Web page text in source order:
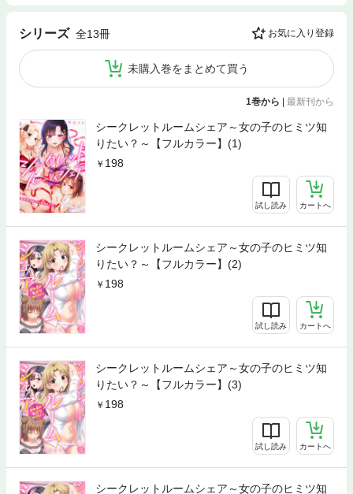
シリーズ 全13冊 お気に入り登録
未購入巻をまとめて買う
1巻から | 最新刊から
シークレットルームシェア～女の子のヒミツ知
りたい？～【フルカラー】(1)
198
試し読み カートへ
シークレットルームシェア～女の子のヒミツ知
りたい？～【フルカラー】(2)
198
試し読み カートへ
シークレットルームシェア～女の子のヒミツ知
りたい？～【フルカラー】(3)
198
試し読み カートへ
シークレットルームシェア～女の子のヒミツ知